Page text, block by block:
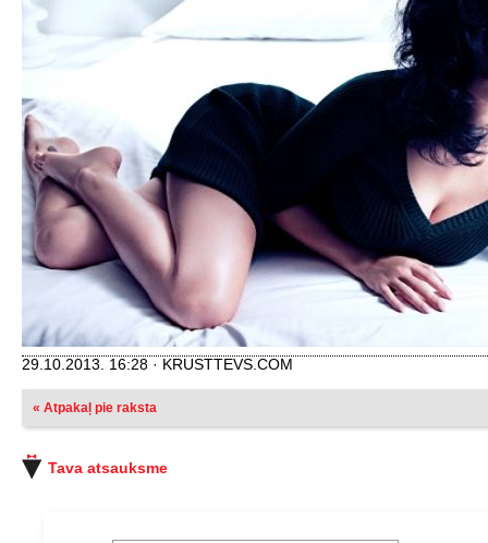
29.10.2013. 16:28 · KRUSTTEVS.COM
« Atpakaļ pie raksta
Tava atsauksme